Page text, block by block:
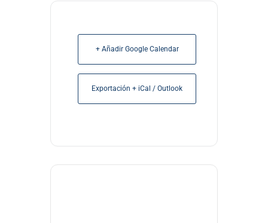
+ Añadir Google Calendar
Exportación + iCal / Outlook